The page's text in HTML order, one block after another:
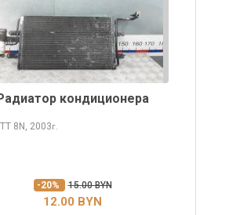
кондиционера
8N, 2003г.
-20% 15.00 BYN
12.00 BYN